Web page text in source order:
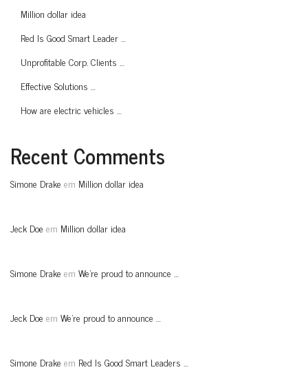
Million dollar idea
Red Is Good Smart Leader …
Unprofitable Corp. Clients …
Effective Solutions …
How are electric vehicles …
Recent Comments
Simone Drake em Million dollar idea
Jeck Doe em Million dollar idea
Simone Drake em We’re proud to announce …
Jeck Doe em We’re proud to announce …
Simone Drake em Red Is Good Smart Leaders …